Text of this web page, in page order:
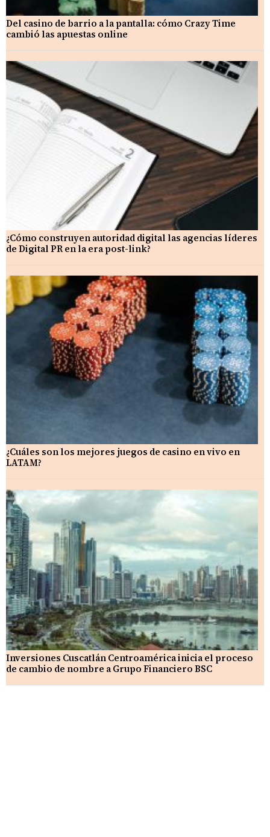
Del casino de barrio a la pantalla: cómo Crazy Time
cambió las apuestas online
¿Cómo construyen autoridad digital las agencias líderes
de Digital PR en la era post-link?
¿Cuáles son los mejores juegos de casino en vivo en
LATAM?
Inversiones Cuscatlán Centroamérica inicia el proceso
de cambio de nombre a Grupo Financiero BSC